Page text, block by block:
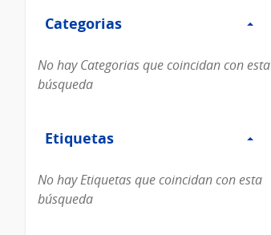
Categorias
Categorias
No hay Categorias que coincidan con esta
búsqueda
Etiquetas
Etiquetas
No hay Etiquetas que coincidan con esta
búsqueda